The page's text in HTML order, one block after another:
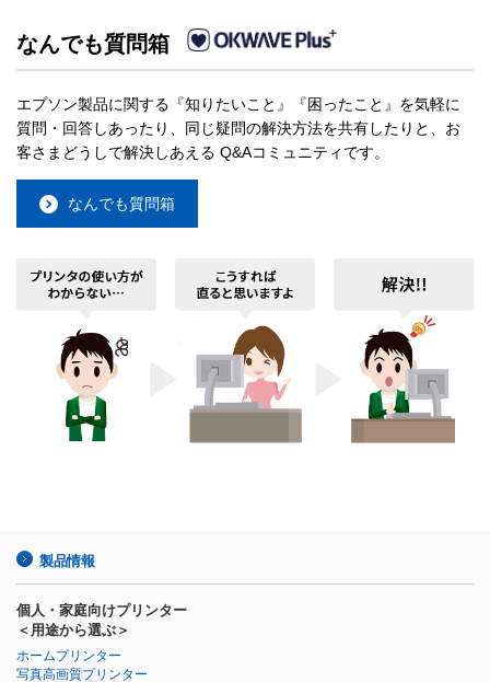
なんでも質問箱
エプソン製品に関する『知りたいこと』『困ったこと』を気軽に
質問・回答しあったり、同じ疑問の解決方法を共有したりと、お
客さまどうしで解決しあえる Q&Aコミュニティです。
なんでも質問箱
製品情報
個人・家庭向けプリンター
＜用途から選ぶ＞
ホームプリンター
写真高画質プリンター